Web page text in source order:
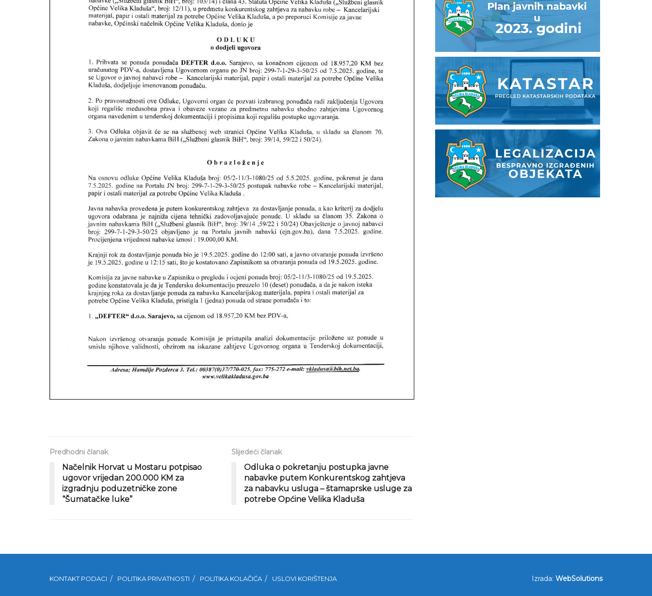
Predhodni članak
Načelnik Horvat u Mostaru potpisao
ugovor vrijedan 200.000 KM za
izgradnju poduzetničke zone
“Šumatačke luke”
Slijedeći članak
Odluka o pokretanju postupka javne
nabavke putem Konkurentskog zahtjeva
za nabavku usluga – štamaprske usluge za
potrebe Općine Velika Kladuša
KONTAKT PODACI POLITIKA PRIVATNOSTI POLITIKA KOLAČIĆA USLOVI KORIŠTENJA Izrada: WebSolutions